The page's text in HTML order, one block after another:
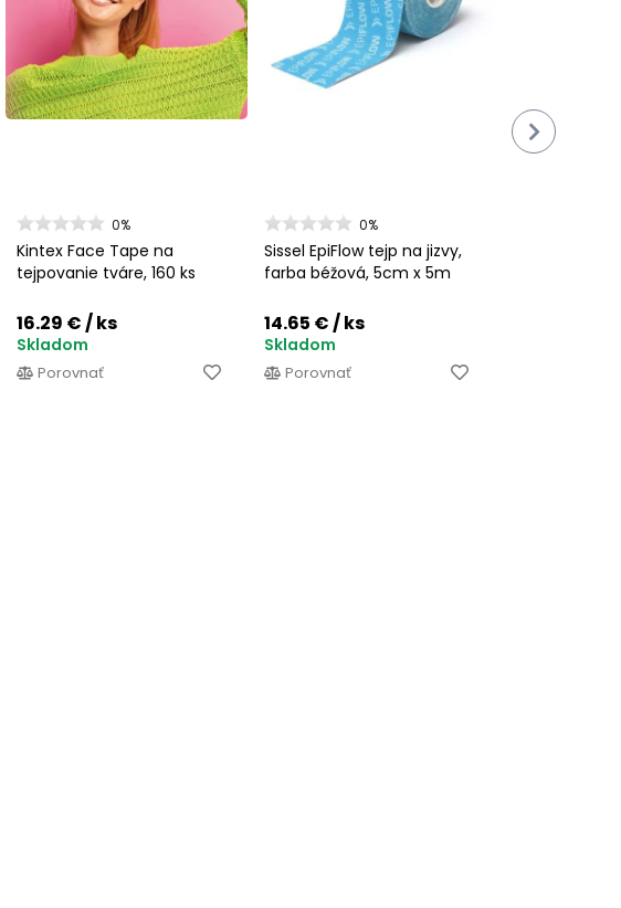
0%
Kintex Face Tape na
tejpovanie tváre, 160 ks
16.29 €/ ks
Skladom
Porovnať
0%
Sissel EpiFlow tejp na jizvy,
farba béžová, 5cm x 5m
14.65 €/ ks
Skladom
Porovnať